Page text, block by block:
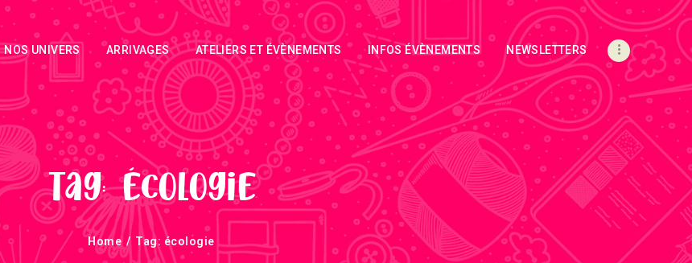
NOS UNIVERS ARRIVAGES ATELIERS ET ÉVÈNEMENTS INFOS ÉVÈNEMENTS NEWSLETTERS
Tag: écologie
Home Tag: écologie
ACCUEIL
NOS UNIVERS
ARRIVAGES
ATELIERS ET
ÉVÈNEMENTS
INFOS
ÉVÈNEMENTS